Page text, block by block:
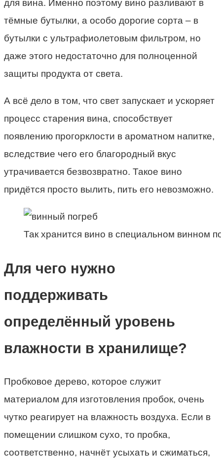
для вина. Именно поэтому вино разливают в
тёмные бутылки, а особо дорогие сорта – в
бутылки с ультрафиолетовым фильтром, но
даже этого недостаточно для полноценной
защиты продукта от света.
А всё дело в том, что свет запускает и ускоряет
процесс старения вина, способствует
появлению прогорклости в ароматном напитке,
вследствие чего его благородный вкус
утрачивается безвозвратно. Такое вино
придётся просто вылить, пить его невозможно.
Так хранится вино в специальном винном
Для чего нужно
поддерживать
определённый уровень
влажности в хранилище?
Пробковое дерево, которое служит
материалом для изготовления пробок, очень
чутко реагирует на влажность воздуха. Если в
помещении слишком сухо, то пробка,
соответственно, начнёт усыхать и сжиматься,